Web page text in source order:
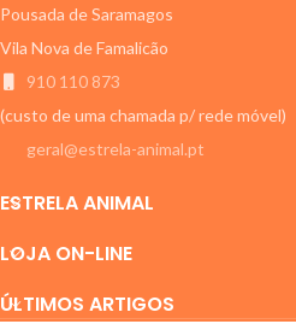
Pousada de Saramagos
Vila Nova de Famalicão
910 110 873
(custo de uma chamada p/ rede móvel)
geral@estrela-animal.pt
ESTRELA ANIMAL
LOJA ON-LINE
ÚLTIMOS ARTIGOS